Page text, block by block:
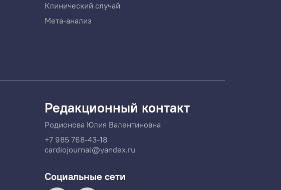
Клинический случай
Мета-анализ
Редакционный контакт
Родионова Юлия Валентиновна
+7 985 768-43-18
cardiojournal@yandex.ru
Социальные сети